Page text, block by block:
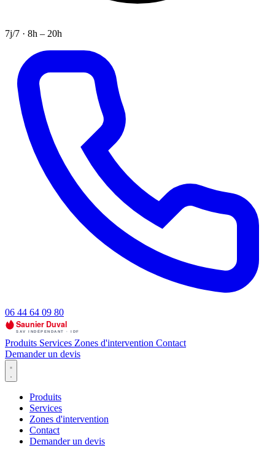
7j/7 · 8h – 20h
06 44 64 09 80
Produits Services Zones d'intervention Contact
Demander un devis
Produits
Services
Zones d'intervention
Contact
Demander un devis